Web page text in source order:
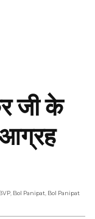
जी के
आग्रह
Bol Panipat Bol Panipat